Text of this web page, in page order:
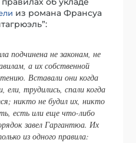
из романа Франсуа
подчинена не законам, не
а их собственной
Вставали они когда
ели, трудились, спали когда
никто не будил их, никто
есть или еще что-либо
завел Гаргантюа. Их
из одного правила: